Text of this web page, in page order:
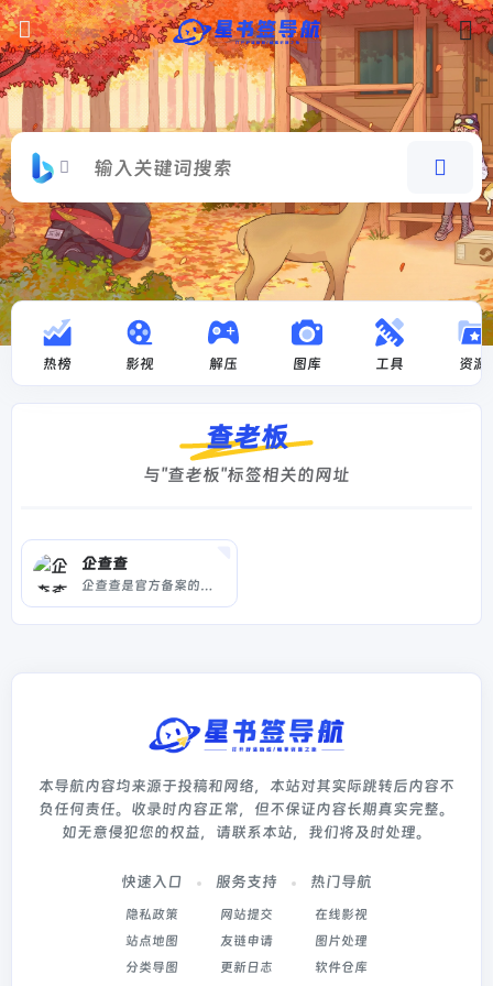
热榜 影视 解压 图库 工具 资源
查老板
与"查老板"标签相关的网址
企查查
企查查是官方备案的企业征信机构，为您提供全国企业信息查询，包括企业工商信息查询，信用信息查询，经营状况查询等相关信息。查企业，查老板，查风险就上企查查!
本导航内容均来源于投稿和网络，本站对其实际跳转后内容不
负任何责任。收录时内容正常，但不保证内容长期真实完整。
如无意侵犯您的权益，请联系本站，我们将及时处理。
快速入口
隐私政策
站点地图
分类导图
服务支持
网站提交
友链申请
更新日志
热门导航
在线影视
图片处理
软件仓库